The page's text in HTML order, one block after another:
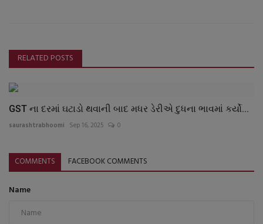
RELATED POSTS
GST ના દરમાં ઘટાડો થવાની બાદ મધર ડેરીએ દુધના ભાવમાં કર્યો...
saurashtrabhoomi Sep 16, 2025 0
COMMENTS FACEBOOK COMMENTS
Name